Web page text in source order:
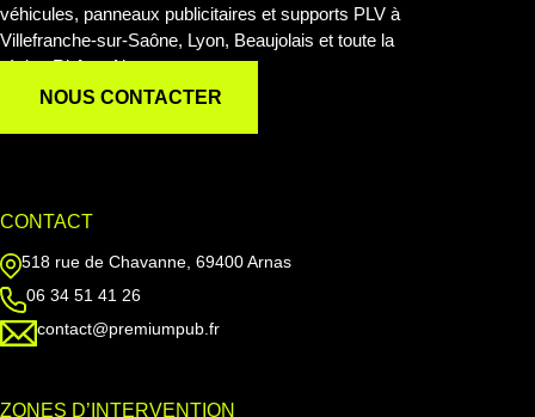
véhicules, panneaux publicitaires et supports PLV à
Villefranche-sur-Saône, Lyon, Beaujolais et toute la
région Rhône-Alpes.
NOUS CONTACTER
CONTACT
518 rue de Chavanne, 69400 Arnas
06 34 51 41 26
contact@premiumpub.fr
ZONES D’INTERVENTION